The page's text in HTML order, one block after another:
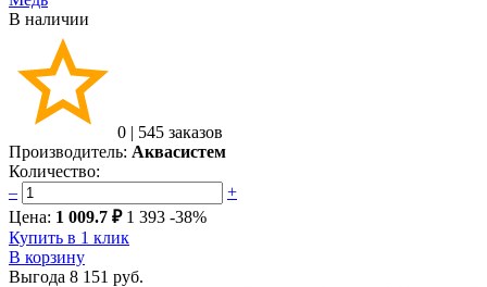
В наличии
0 | 545 заказов
Производитель: Аквасистем
Количество:
–
+
Цена: 1 009.7 ₽ 1 393 -38%
Купить в 1 клик
В корзину
Выгода 8 151 руб.